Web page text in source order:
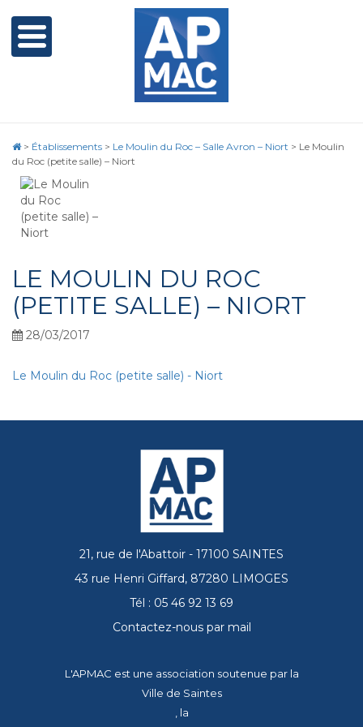
> Établissements > Le Moulin du Roc – Salle Avron – Niort > Le Moulin
du Roc (petite salle) – Niort
LE MOULIN DU ROC
(PETITE SALLE) – NIORT
28/03/2017
Le Moulin du Roc (petite salle) - Niort
21, rue de l'Abattoir - 17100 SAINTES
43 rue Henri Giffard, 87280 LIMOGES
Tél : 05 46 92 13 69
Contactez-nous par mail
L'APMAC est une association soutenue par la
Ville de Saintes
, la